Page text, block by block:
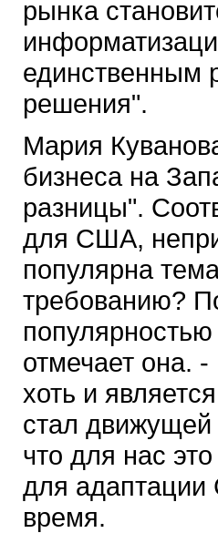
рынка
решения".
Мария
бизнеса на
разницы".
для США,
популярна
требованию?
отмечает она.
хоть и
стал
что для нас
для адаптации
время.